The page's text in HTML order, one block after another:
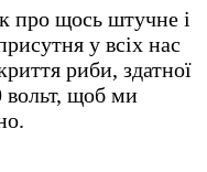
про щось штучне і
у всіх нас
риби, здатної
вольт, щоб ми